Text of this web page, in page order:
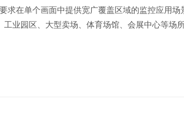
求在单个画面中提供宽广覆盖区域的监控应用场
业园区、大型卖场、体育场馆、会展中心等场